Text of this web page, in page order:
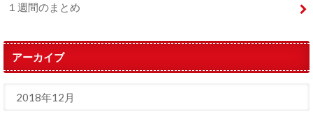
１週間のまとめ
アーカイブ